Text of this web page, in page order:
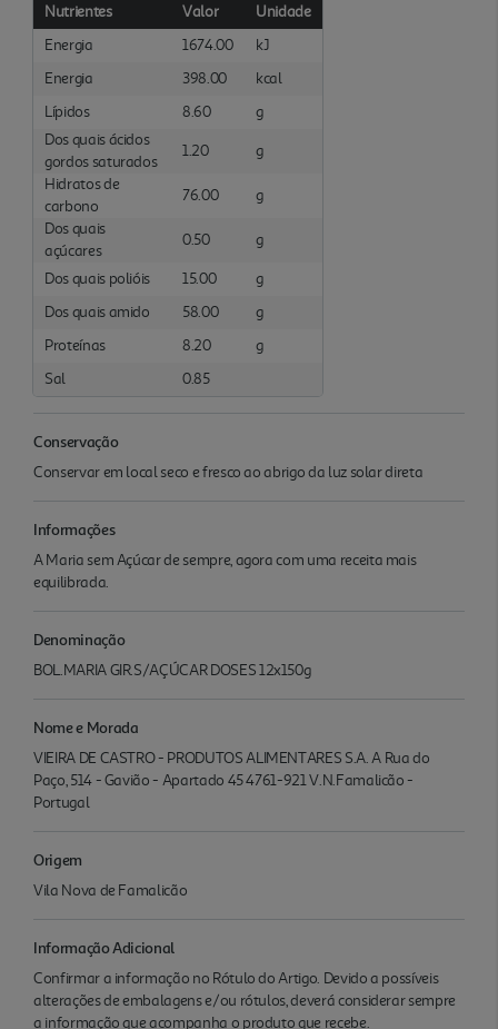
Nutrientes Valor
Unidade
Energia
1674.00
kJ
Energia
398.00
kcal
Lípidos
8.60
g
Dos quais ácidos
gordos saturados
1.20
g
Hidratos de
carbono
76.00
g
Dos quais
açúcares
0.50 g
Dos quais polióis 15.00
g
Dos quais amido
58.00
g
Proteínas
8.20
g
Sal
0.85
Conservação
Conservar em local seco e fresco ao abrigo da luz solar direta
Informações
A Maria sem Açúcar de sempre, agora com uma receita mais
equilibrada.
Denominação
BOL.MARIA GIR.S/AÇÚCAR DOSES 12x150g
Nome e Morada
VIEIRA DE CASTRO - PRODUTOS ALIMENTARES S.A. A Rua do
Paço, 514 - Gavião - Apartado 45 4761-921 V.N.Famalicão -
Portugal
Origem
Vila Nova de Famalicão
Informação Adicional
Confirmar a informação no Rótulo do Artigo. Devido a possíveis
alterações de embalagens e/ou rótulos, deverá considerar sempre
a informação que acompanha o produto que recebe.